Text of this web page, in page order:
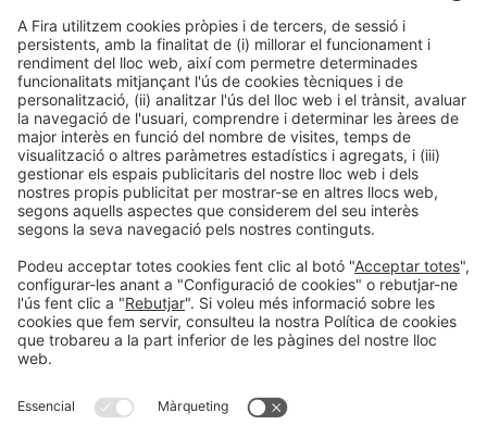
ENTITAT ORGANITZADORA
Informació general
Avís legal